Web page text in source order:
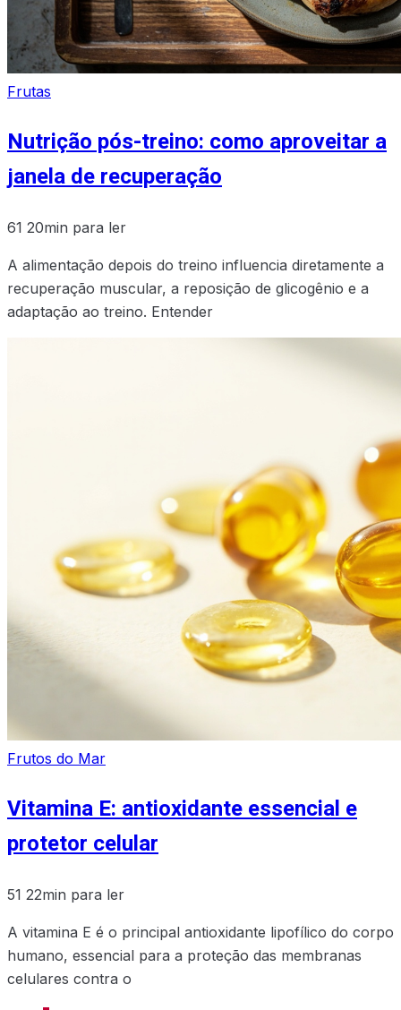
Frutas
Nutrição pós-treino: como aproveitar a
janela de recuperação
61 20min para ler
A alimentação depois do treino influencia diretamente a
recuperação muscular, a reposição de glicogênio e a
adaptação ao treino. Entender
Frutos do Mar
Vitamina E: antioxidante essencial e
protetor celular
51 22min para ler
A vitamina E é o principal antioxidante lipofílico do corpo
humano, essencial para a proteção das membranas
celulares contra o